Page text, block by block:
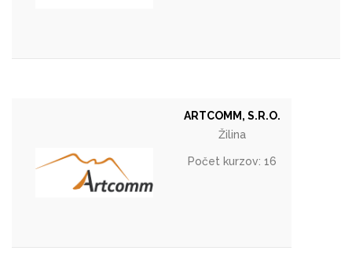
ARTCOMM, S.R.O.
Žilina
Počet kurzov: 16